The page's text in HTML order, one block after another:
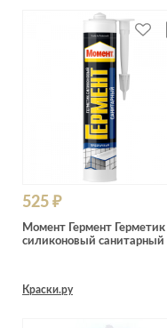
525 ₽
Момент Гермент Герметик
силиконовый санитарный
Краски.ру